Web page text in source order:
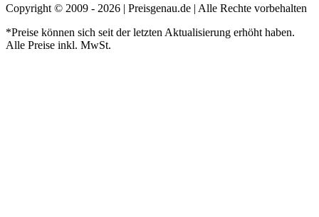
Copyright © 2009 - 2026 | Preisgenau.de | Alle Rechte vorbehalten
*Preise können sich seit der letzten Aktualisierung erhöht haben.
Alle Preise inkl. MwSt.